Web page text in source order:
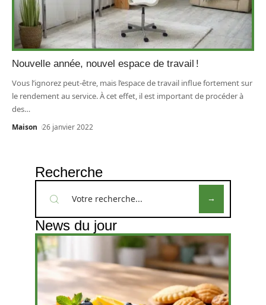
Nouvelle année, nouvel espace de travail !
Vous l’ignorez peut-être, mais l’espace de travail influe fortement sur
le rendement au service. À cet effet, il est important de procéder à
des…
Maison 26 janvier 2022
Recherche
News du jour